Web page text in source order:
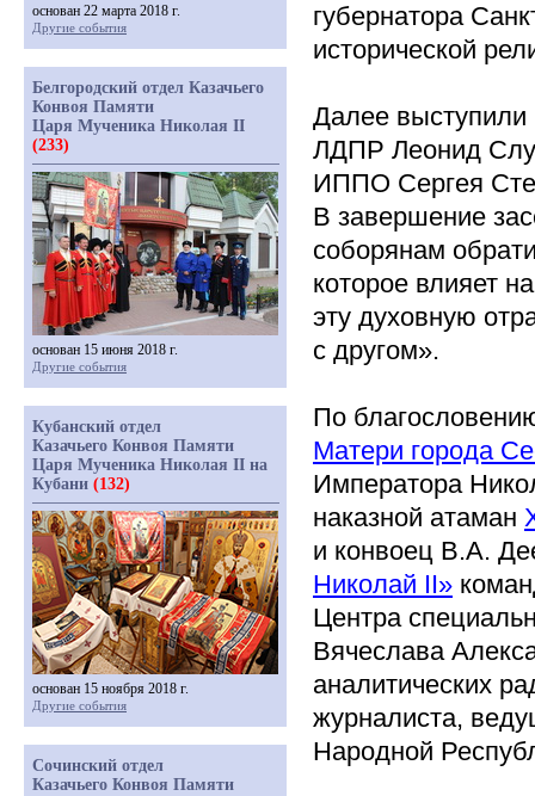
губернатора
исторической
Далее выступили
ЛДПР Леонид
ИППО Сергея
В завершение
соборянам
которое влияет
эту духовную
с другом».
По
Матери города
Императора
наказной атаман
и конвоец В.А.
Николай II»
Центра
Вячеслава
аналитических
журналиста,
Народной
основан 22 марта 2018 г.
Другие события
Белгородский отдел Казачьего
Конвоя Памяти
Царя Мученика Николая II
(233)
основан 15 июня 2018 г.
Другие события
Кубанский отдел
Казачьего Конвоя Памяти
Царя Мученика Николая II на
Кубани (132)
основан 15 ноября 2018 г.
Другие события
Сочинский отдел
Казачьего Конвоя Памяти